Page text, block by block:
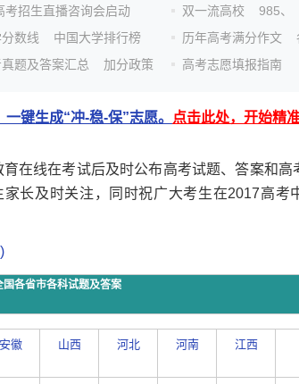
考招生直播咨询会启动
数线
中国大学排行榜
题及答案汇总
加分政策
双一流高校 985、
历年高考满分作文
高考志愿填报指南
键生成“冲-稳-保”志愿。 点击此处，开始精
在线在考试后及时公布高考试题、答案和高
长及时关注，同时祝广大考生在2017高考
各省市各科试题及答案
安徽 山西 河北 河南 江西